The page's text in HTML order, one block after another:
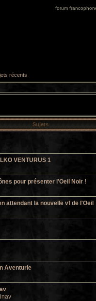
forum
récents
Sujets
VENTURUS 1
pour présenter l'Oeil Noir !
attendant la nouvelle vf de l'Oeil
Aventurie